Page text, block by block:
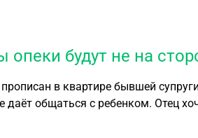
будут не на
в квартире бывшей
общаться с ребенком. Отец
что планирует забирать